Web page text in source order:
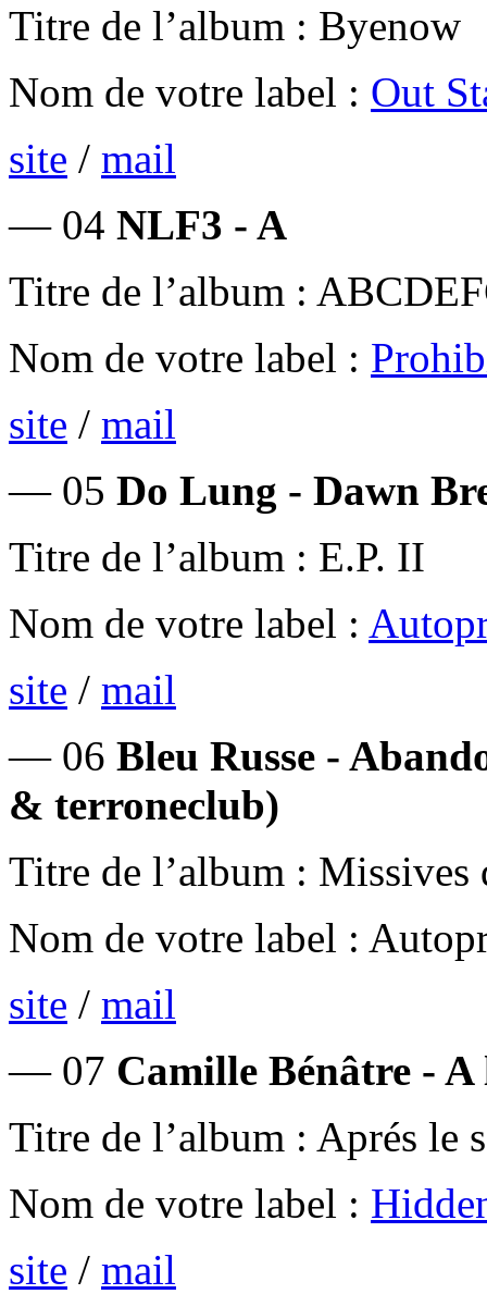
Titre de l’album : Byenow
Nom de votre label : Out
site / mail
— 04 NLF3 - A
Titre de l’album :
Nom de votre label :
site / mail
— 05 Do Lung - Dawn
Titre de l’album : E.P. II
Nom de votre label :
site / mail
— 06 Bleu Russe -
& terroneclub)
Titre de l’album : Missives
Nom de votre label :
site / mail
— 07 Camille Bénâtre - A
Titre de l’album : Aprés le
Nom de votre label :
site / mail